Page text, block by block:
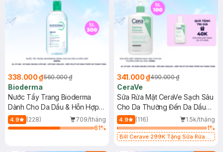
338.000 ₫560.000 ₫
Bioderma
Nước Tẩy Trang Bioderma
Dành Cho Da Dầu & Hỗn Hợp
500ml
4.9 (228)
709/tháng
61%
341.000 ₫490.000 ₫
CeraVe
Sữa Rửa Mặt CeraVe Sạch Sâu
Cho Da Thường Đến Da Dầu
473ml
4.9 (116)
1.5k/tháng
1%
Bill Cerave 299K Tặng Sữa Rửa